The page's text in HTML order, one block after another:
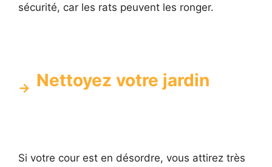
sécurité, car les rats peuvent les ronger.
Nettoyez votre jardin
Si votre cour est en désordre, vous attirez très